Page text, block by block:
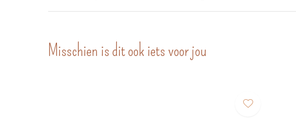
Misschien is dit ook iets voor jou